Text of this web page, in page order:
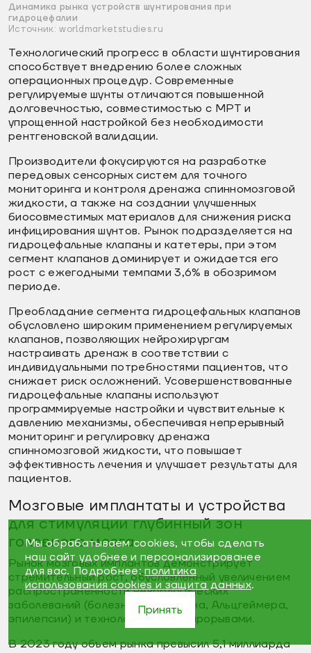
Динамика рынка устройств шунтирования при
гидроцефалии
Источник: worldmarketstudies.ru
Технологический прогресс в области шунтирования
способствует внедрению более сложных
операционных процедур. Современные
регулируемые шунты отличаются повышенной
долговечностью, совместимостью с МРТ и
упрощенной настройкой без необходимости
рентгеновской валидации.
Производители фокусируются на разработке
передовых сенсорных систем для точного
мониторинга и контроля дренажа спинномозговой
жидкости, а также на создании улучшенных
биосовместимых материалов для снижения риска
инфицирования шунтов. Рынок подразделяется на
гидроцефальные клапаны и катетеры, при этом
сегмент клапанов доминирует и ожидается его
рост с ежегодными темпами 3,6% в обозримом
периоде.
Преобладание сегмента гидроцефальных клапанов
обусловлено широким применением регулируемых
клапанов, позволяющих нейрохирургам
настраивать дренаж в соответствии с
индивидуальными потребностями пациентов, что
снижает риск осложнений. Усовершенствованные
гидроцефальные клапаны используют
программируемые настройки и чувствительные к
давлению механизмы, обеспечивая непрерывный
мониторинг и регулировку дренажа
спинномозговой жидкости, что повышает
эффективность лечения и улучшает результаты для
пациентов.
Мозговые имплантаты и устройства
для стимуляции глубинный зон
головного мозга
Рынок мозговых имплантов демонстрирует
стремительный рост, обусловленный увеличением
распространенности неврологических
заболеваний (болезни Паркинсона, Альцгеймера,
эпилепсии) и технологическими прорывами.
В 2023 году объем рынка превысил 5,1 миллиарда
Мы обрабатываем cookies, чтобы сделать
наш сайт удобнее и персонализированее
для вас. Подробнее:политика
использования cookies и защита данных.
Принять